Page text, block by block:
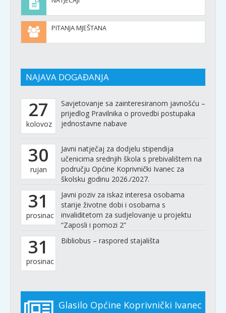
PITANJA MJEŠTANA
NAJAVA DOGAĐANJA
27
kolovoz
Savjetovanje sa zainteresiranom javnošću –
prijedlog Pravilnika o provedbi postupaka
jednostavne nabave
30
rujan
Javni natječaj za dodjelu stipendija
učenicima srednjih škola s prebivalištem na
području Općine Koprivnički Ivanec za
školsku godinu 2026./2027.
31
prosinac
Javni poziv za iskaz interesa osobama
starije životne dobi i osobama s
invaliditetom za sudjelovanje u projektu
“Zaposli i pomozi 2”
31
prosinac
Bibliobus – raspored stajališta
Glasilo Općine Koprivnički Ivanec